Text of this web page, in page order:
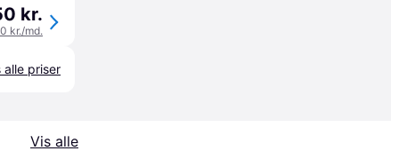
kr.
kr./md.
alle priser
Vis alle